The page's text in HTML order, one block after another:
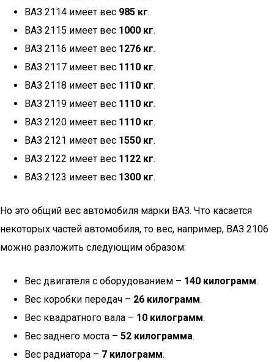
ВАЗ 2114 имеет вес 985 кг.
ВАЗ 2115 имеет вес 1000 кг.
ВАЗ 2116 имеет вес 1276 кг.
ВАЗ 2117 имеет вес 1110 кг.
ВАЗ 2118 имеет вес 1110 кг.
ВАЗ 2119 имеет вес 1110 кг.
ВАЗ 2120 имеет вес 1110 кг.
ВАЗ 2121 имеет вес 1550 кг.
ВАЗ 2122 имеет вес 1122 кг.
ВАЗ 2123 имеет вес 1300 кг.
Но это общий вес автомобиля марки ВАЗ. Что касается
некоторых частей автомобиля, то вес, например, ВАЗ 2106
можно разложить следующим образом:
Вес двигателя с оборудованием – 140 килограмм.
Вес коробки передач – 26 килограмм.
Вес квадратного вала – 10 килограмм.
Вес заднего моста – 52 килограмма.
Вес радиатора – 7 килограмм.